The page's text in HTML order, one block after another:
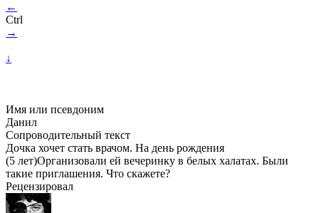
←
Ctrl
→
↓
Имя или псевдоним
Данил
Сопроводительный текст
Дочка хочет стать врачом. На день рождения
(5 лет)Организовали ей вечеринку в белых халатах. Были
такие приглашения. Что скажете?
Рецензировал